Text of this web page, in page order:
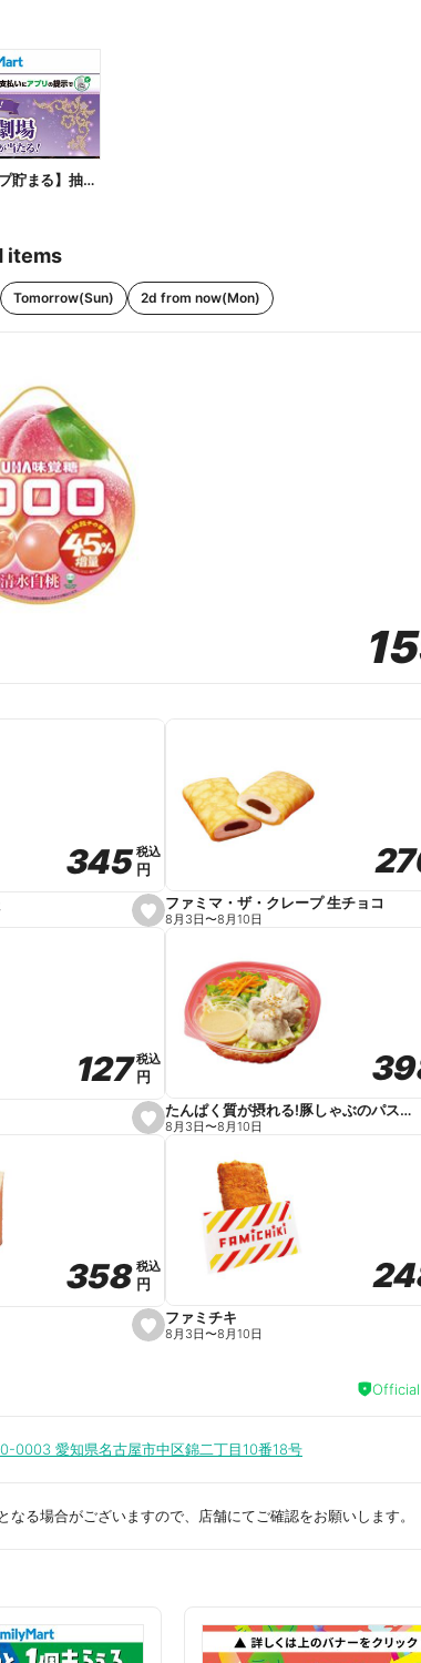
【ファミペイでスタンプ貯まる】抽選でペアチケットが当たる!
items
Tomorrow(Sun) 2d from now(Mon)
s
e
e
345
345税込
税込
円
円
ファミマ・ザ・クレープ 生チョコ
8月3日〜8月10日
s
e
e
127
127税込
税込
円
円
たんぱく質が摂れる!豚しゃぶのパスタサラダ
8月3日〜8月10日
s
e
i
t
358
358税込
税込
円
円
ファミチキ
8月3日〜8月10日
0003 愛知県名古屋市中区錦二丁目10番18号
なる場合がございますので、店舗にてご確認をお願いします。